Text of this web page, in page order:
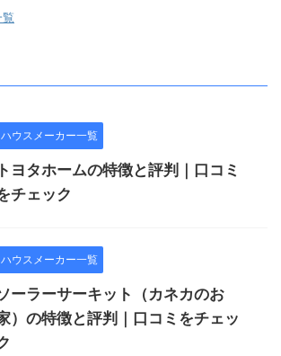
ハウスメーカー一覧
トヨタホームの特徴と評判｜口コミ
チェック
ハウスメーカー一覧
ーラーサーキット（カネカのお
）の特徴と評判｜口コミをチェッ